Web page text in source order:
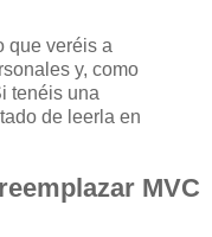
que veréis a
y, como
tenéis una
de leerla en
MVC